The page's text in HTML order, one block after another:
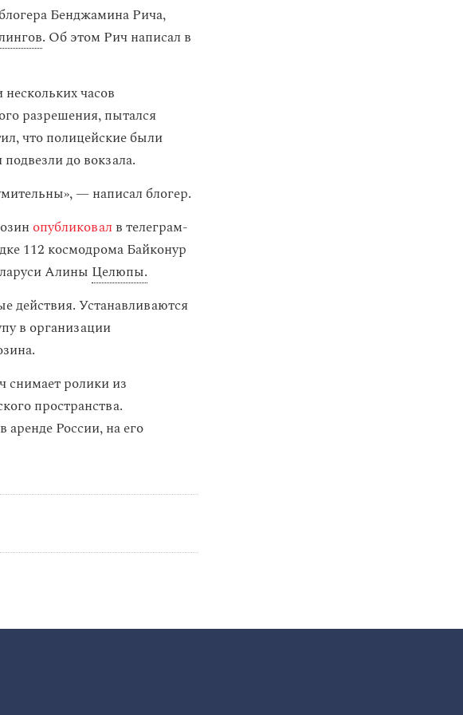
Бенджамина Рича,
. Об этом Рич написал в
часов
разрешения, пытался
что полицейские были
до вокзала.
— написал блогер.
опубликовал в телеграм-
112 космодрома Байконур
Алины Целюпы.
действия. Устанавливаются
в организации
снимает ролики из
пространства.
аренде России, на его